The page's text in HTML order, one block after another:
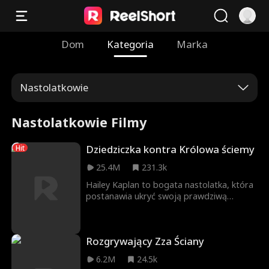
Dom Kategoria Marka
Nastolatkowie
Nastolatkowie Filmy
Hit Dziedziczka kontra Królowa ściemy
25.4M
231.3k
Hailey Kaplan to bogata nastolatka, która
postanawia ukryć swoją prawdziwą
milionerów. Marzy o normalnym życiu,
prawdziwych przyjaźniach i byciu
traktowaną jak zwyczajna dziewczyna. Jej
Rozgrywający Zza Ściany
6.2M
24.5k